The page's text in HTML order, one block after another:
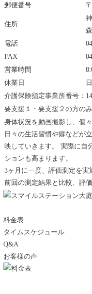
郵便番号
住所
電話
FAX
営業時間
休業日
介護保険指定事業所番号：
要支援１・要支援２の方の
身体状況を動画撮影し、個
日々の生活習慣や癖などが
映していきます。 実際に自
ションも高まります。
3ヶ月に一度、評価測定を実
前回の測定結果と比較、評
料金表
タイムスケジュール
Q&A
お客様の声